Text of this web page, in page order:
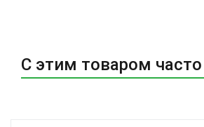
С этим товаром